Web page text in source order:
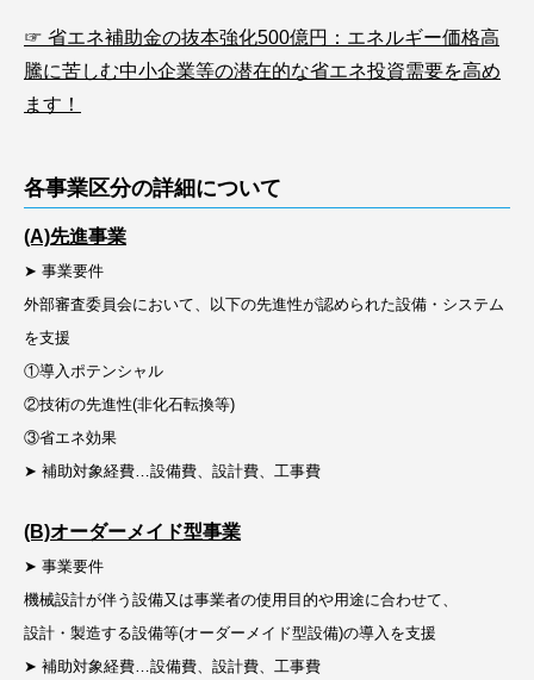
☞ 省エネ補助金の抜本強化500億円：エネルギー価格高
騰に苦しむ中小企業等の潜在的な省エネ投資需要を高め
ます！
各事業区分の詳細について
(A)先進事業
➤ 事業要件
外部審査委員会において、以下の先進性が認められた設備・システム
を支援
①導入ポテンシャル
②技術の先進性(非化石転換等)
③省エネ効果
➤ 補助対象経費…設備費、設計費、工事費
(B)オーダーメイド型事業
➤ 事業要件
機械設計が伴う設備又は事業者の使用目的や用途に合わせて、
設計・製造する設備等(オーダーメイド型設備)の導入を支援
➤ 補助対象経費…設備費、設計費、工事費